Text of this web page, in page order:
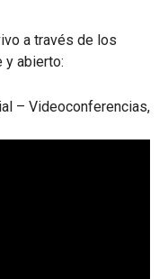
a través de los
y abierto:
– Videoconferencias,